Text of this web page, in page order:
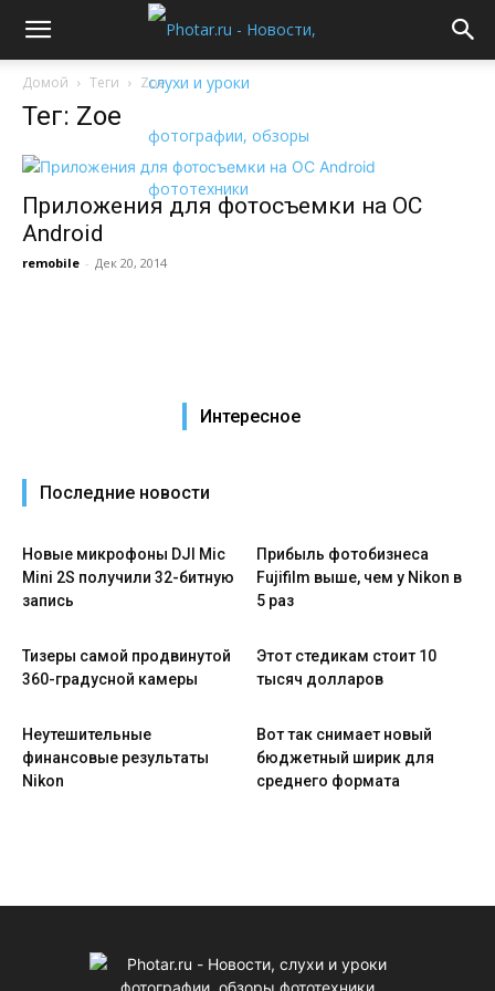
Домой Теги Zoe
Тег: Zoe
Приложения для фотосъемки на ОС
Android
remobile - Дек 20, 2014
Интересное
Последние новости
Новые микрофоны DJI Mic
Mini 2S получили 32-битную
запись
Прибыль фотобизнеса
Fujifilm выше, чем у Nikon в
5 раз
Тизеры самой продвинутой
360-градусной камеры
Этот стедикам стоит 10
тысяч долларов
Неутешительные
финансовые результаты
Nikon
Вот так снимает новый
бюджетный ширик для
среднего формата